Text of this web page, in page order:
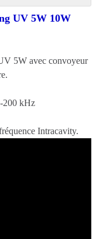
UV 5W 10W
5W avec convoyeur
200 kHz
Intracavity.